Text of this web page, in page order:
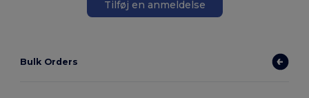
Tilføj en anmeldelse
Bulk Orders